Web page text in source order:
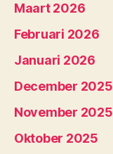
Maart 2026
Februari 2026
Januari 2026
December 2025
November 2025
Oktober 2025